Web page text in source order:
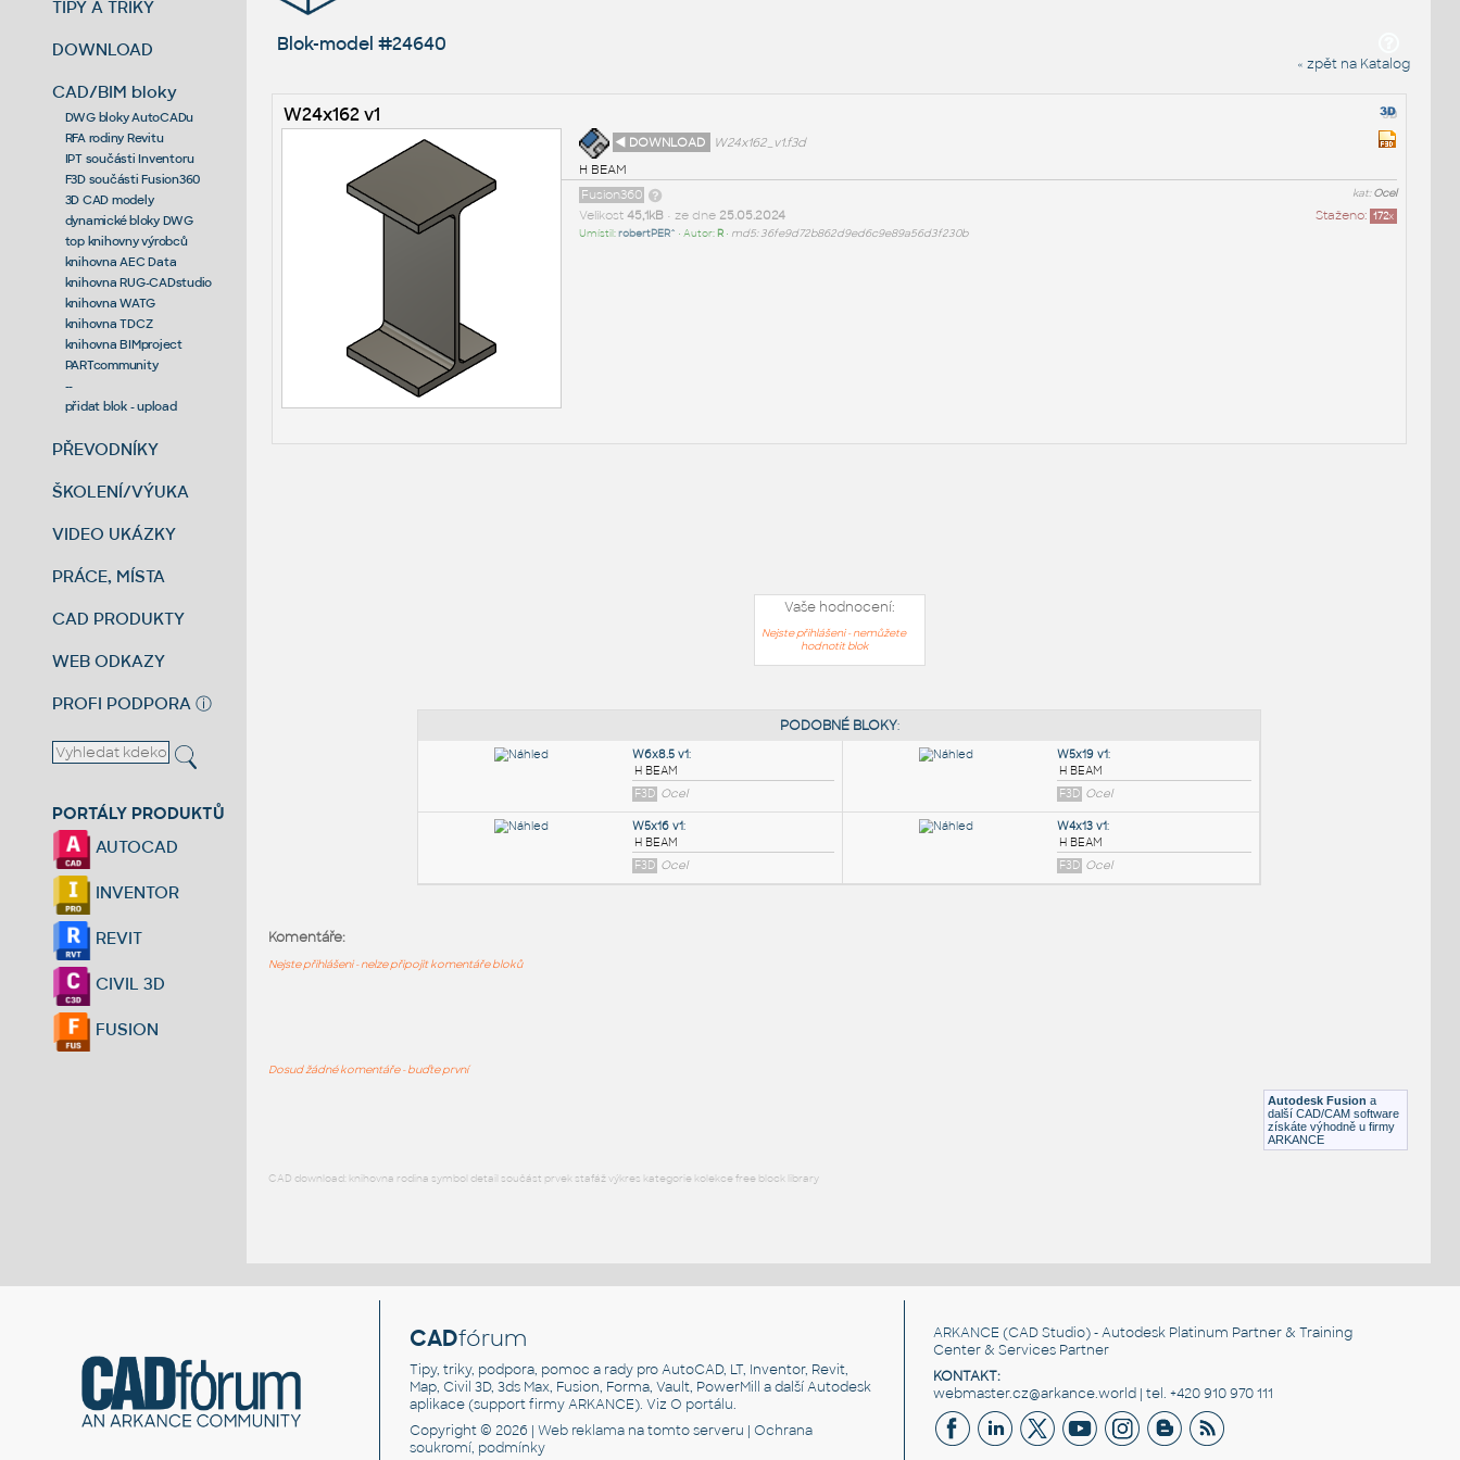
TIPY A TRIKY
DOWNLOAD
CAD/BIM bloky
DWG bloky AutoCADu
RFA rodiny Revitu
IPT součásti Inventoru
F3D součásti Fusion360
3D CAD modely
dynamické bloky DWG
top knihovny výrobců
knihovna AEC Data
knihovna RUG-CADstudio
knihovna WATG
knihovna TDCZ
knihovna BIMproject
PARTcommunity
--
přidat blok - upload
PŘEVODNÍKY
ŠKOLENÍ/VÝUKA
VIDEO UKÁZKY
PRÁCE, MÍSTA
CAD PRODUKTY
WEB ODKAZY
PROFI PODPORA ⓘ
PORTÁLY PRODUKTŮ
AUTOCAD
INVENTOR
REVIT
CIVIL 3D
FUSION
Blok-model #24640
« zpět na Katalog
W24x162 v1
◄ DOWNLOAD
W24x162_v1.f3d
H BEAM
kat:Ocel
Fusion360
Staženo: 172x
Velikost 45,1kB• ze dne 25.05.2024
Umístil:robertPER^ • Autor: R• md5: 36fe9d72b862d9ed6c9e89a56d3f230b
Vaše hodnocení:
Nejste přihlášeni - nemůžete
hodnotit blok
F3D Ocel
Autodesk Fusion a
další CAD/CAM software
získáte výhodně u firmy
ARKANCE
Komentáře:
Nejste přihlášeni - nelze připojit komentáře bloků
Dosud žádné komentáře - buďte první
CAD download: knihovna rodina symbol detail součást prvek stafáž výkres kategorie kolekce free block library
CADfórum
Tipy, triky, podpora, pomoc a rady pro AutoCAD, LT, Inventor, Revit,
Map, Civil 3D, 3ds Max, Fusion, Forma, Vault, PowerMill a další Autodesk
aplikace (support firmy ARKANCE). VizO portálu.
Copyright © 2026 |Web reklama na tomto serveru |Ochrana
soukromí, podmínky
ARKANCE (CAD Studio) - Autodesk Platinum Partner & Training
Center & Services Partner
KONTAKT:
webmaster.cz@arkance.world | tel. +420 910 970 111